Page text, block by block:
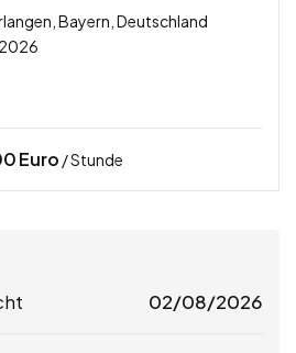
Bayern, Deutschland
Euro / Stunde
02/08/2026